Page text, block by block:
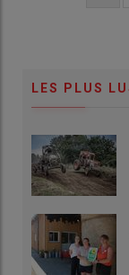
LES PLUS